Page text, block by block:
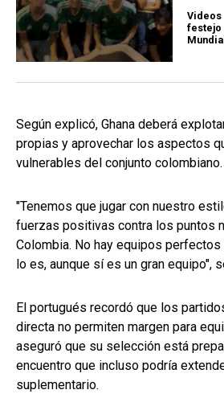
Videos
festejo
Mundial
Según explicó, Ghana deberá
propias y aprovechar los aspectos
vulnerables del conjunto colombiano.
"Tenemos que jugar con nuestro
fuerzas positivas contra los puntos
Colombia. No hay equipos
lo es, aunque sí es un gran equipo",
El portugués recordó que los
directa no permiten margen para
aseguró que su selección está
encuentro que incluso podría
suplementario.